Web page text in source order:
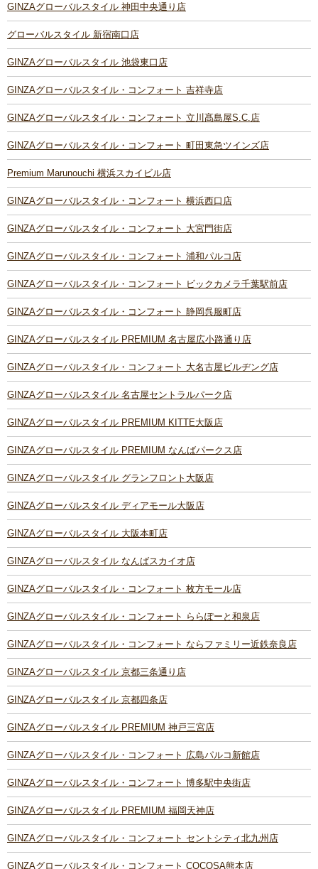
GINZAグローバルスタイル 神田中央通り店
グローバルスタイル 新宿南口店
GINZAグローバルスタイル 池袋東口店
GINZAグローバルスタイル・コンフォート 吉祥寺店
GINZAグローバルスタイル・コンフォート 立川髙島屋S.C.店
GINZAグローバルスタイル・コンフォート 町田東急ツインズ店
Premium Marunouchi 横浜スカイビル店
GINZAグローバルスタイル・コンフォート 横浜西口店
GINZAグローバルスタイル・コンフォート 大宮門街店
GINZAグローバルスタイル・コンフォート 浦和パルコ店
GINZAグローバルスタイル・コンフォート ビックカメラ千葉駅前店
GINZAグローバルスタイル・コンフォート 静岡呉服町店
GINZAグローバルスタイル PREMIUM 名古屋広小路通り店
GINZAグローバルスタイル・コンフォート 大名古屋ビルヂング店
GINZAグローバルスタイル 名古屋セントラルパーク店
GINZAグローバルスタイル PREMIUM KITTE大阪店
GINZAグローバルスタイル PREMIUM なんばパークス店
GINZAグローバルスタイル グランフロント大阪店
GINZAグローバルスタイル ディアモール大阪店
GINZAグローバルスタイル 大阪本町店
GINZAグローバルスタイル なんばスカイオ店
GINZAグローバルスタイル・コンフォート 枚方モール店
GINZAグローバルスタイル・コンフォート ららぽーと和泉店
GINZAグローバルスタイル・コンフォート ならファミリー近鉄奈良店
GINZAグローバルスタイル 京都三条通り店
GINZAグローバルスタイル 京都四条店
GINZAグローバルスタイル PREMIUM 神戸三宮店
GINZAグローバルスタイル・コンフォート 広島パルコ新館店
GINZAグローバルスタイル・コンフォート 博多駅中央街店
GINZAグローバルスタイル PREMIUM 福岡天神店
GINZAグローバルスタイル・コンフォート セントシティ北九州店
GINZAグローバルスタイル・コンフォート COCOSA熊本店